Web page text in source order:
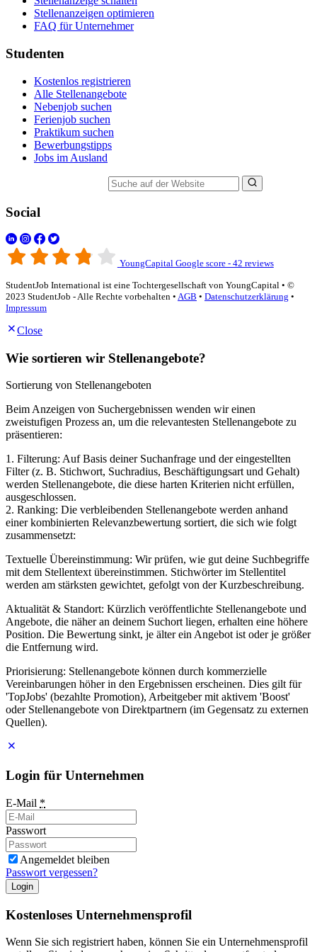
Stellenanzeigen optimieren
FAQ für Unternehmer
Studenten
Kostenlos registrieren
Alle Stellenangebote
Nebenjob suchen
Ferienjob suchen
Praktikum suchen
Bewerbungstipps
Jobs im Ausland
Social
YoungCapital Google score - 42 reviews
StudentJob International ist eine Tochtergesellschaft von YoungCapital • ©
2023 StudentJob - Alle Rechte vorbehalten • AGB • Datenschutzerklärung •
Impressum
Close
Wie sortieren wir Stellenangebote?
Sortierung von Stellenangeboten
Beim Anzeigen von Suchergebnissen wenden wir einen
zweistufigen Prozess an, um die relevantesten Stellenangebote zu
präsentieren:
1. Filterung: Auf Basis deiner Suchanfrage und der eingestellten
Filter (z. B. Stichwort, Suchradius, Beschäftigungsart und Gehalt)
werden Stellenangebote, die diese harten Kriterien nicht erfüllen,
ausgeschlossen.
2. Ranking: Die verbleibenden Stellenangebote werden anhand
einer kombinierten Relevanzbewertung sortiert, die sich wie folgt
zusammensetzt:
Textuelle Übereinstimmung: Wir prüfen, wie gut deine Suchbegriffe
mit dem Stellentext übereinstimmen. Stichwörter im Stellentitel
werden am stärksten gewichtet, gefolgt von der Kurzbeschreibung.
Aktualität & Standort: Kürzlich veröffentlichte Stellenangebote und
Angebote, die näher an deinem Suchort liegen, erhalten eine höhere
Position. Die Bewertung sinkt, je älter ein Angebot ist oder je größer
die Entfernung wird.
Priorisierung: Stellenangebote können durch kommerzielle
Vereinbarungen höher in den Ergebnissen erscheinen. Dies gilt für
'TopJobs' (bezahlte Promotion), Arbeitgeber mit aktivem 'Boost'
oder Stellenangebote von Direktpartnern (im Gegensatz zu externen
Quellen).
Login für Unternehmen
E-Mail *
Passwort
Angemeldet bleiben
Passwort vergessen?
Login
Kostenloses Unternehmensprofil
Wenn Sie sich registriert haben, können Sie ein Unternehmensprofil